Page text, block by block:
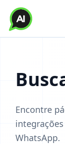
Encontre
WhatsApp.